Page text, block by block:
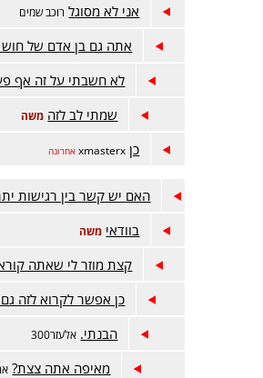
אני לא מסוגל רוכב שמים
אתה גם בן אדם של
לא חשבתי על זה אף
שמתי לב לזה משה
כן xmasterx אחרונה
האם יש קשר בין רגישות
בוודאי משה
קצת מוזר לי שאתה
כן אפשר לקרוא לזה
הבנתי. אלעזר300
מאיפה אתה צצת?